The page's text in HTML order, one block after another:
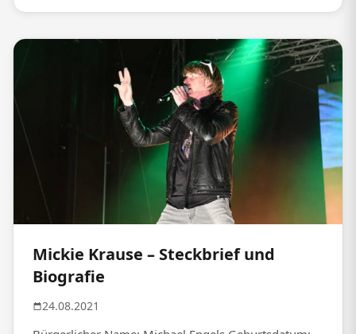
Mickie Krause – Steckbrief und
Biografie
24.08.2021